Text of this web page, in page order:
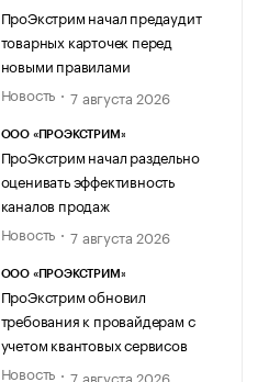
ПроЭкстрим начал предаудит
товарных карточек перед
новыми правилами
Новость
7 августа 2026
ООО «ПРОЭКСТРИМ»
ПроЭкстрим начал раздельно
оценивать эффективность
каналов продаж
Новость
7 августа 2026
ООО «ПРОЭКСТРИМ»
ПроЭкстрим обновил
требования к провайдерам с
учетом квантовых сервисов
Новость
7 августа 2026